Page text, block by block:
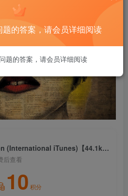
Madonna – Celebration (International iTunes)【44.1kHz／16bit】西班牙区
后查看
10 积分
的答案，请会员详细阅读
题的答案，请会员详细阅读